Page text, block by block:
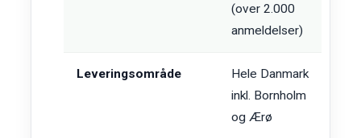
(over 2.000
anmeldelser)
Leveringsområde
Hele Danmark
inkl. Bornholm
og Ærø